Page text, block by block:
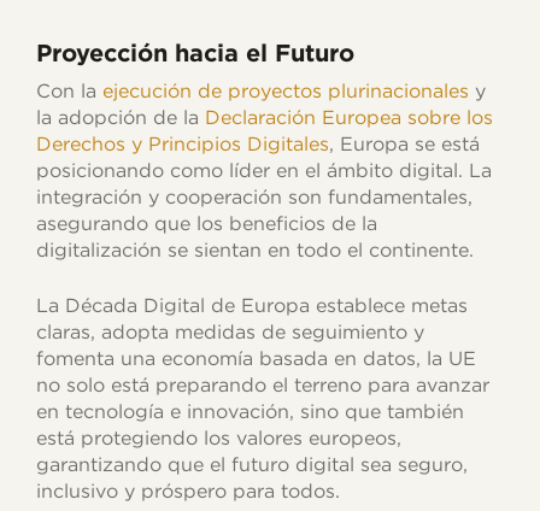
Proyección hacia el Futuro
Con la ejecución de proyectos plurinacionales y
la adopción de la Declaración Europea sobre los
Derechos y Principios Digitales, Europa se está
posicionando como líder en el ámbito digital. La
integración y cooperación son fundamentales,
asegurando que los beneficios de la
digitalización se sientan en todo el continente.
La Década Digital de Europa establece metas
claras, adopta medidas de seguimiento y
fomenta una economía basada en datos, la UE
no solo está preparando el terreno para avanzar
en tecnología e innovación, sino que también
está protegiendo los valores europeos,
garantizando que el futuro digital sea seguro,
inclusivo y próspero para todos.